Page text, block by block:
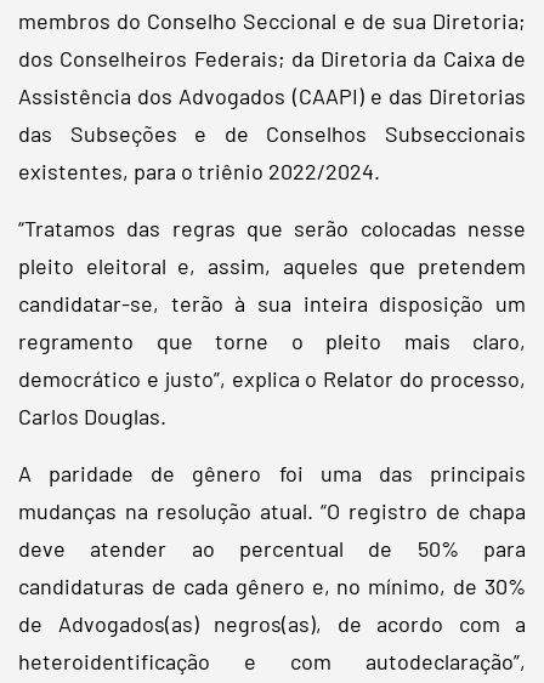
membros do Conselho Seccional e de sua Diretoria;
dos Conselheiros Federais; da Diretoria da Caixa de
Assistência dos Advogados (CAAPI) e das Diretorias
das Subseções e de Conselhos Subseccionais
existentes, para o triênio 2022/2024.
“Tratamos das regras que serão colocadas nesse
pleito eleitoral e, assim, aqueles que pretendem
candidatar-se, terão à sua inteira disposição um
regramento que torne o pleito mais claro,
democrático e justo”, explica o Relator do processo,
Carlos Douglas.
A paridade de gênero foi uma das principais
mudanças na resolução atual. “O registro de chapa
deve atender ao percentual de 50% para
candidaturas de cada gênero e, no mínimo, de 30%
de Advogados(as) negros(as), de acordo com a
heteroidentificação e com autodeclaração”,